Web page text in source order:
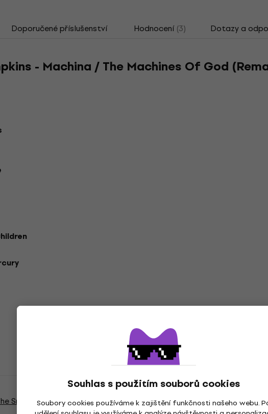
Souhlas s použitím souborů cookies
Soubory cookies používáme k zajištění funkčnosti našeho webu.
Doporučené příslušenství Hodnocení (3) Dotazy a
- Machina / The Machines Of God
Smashing Pumpkins Hudební CD